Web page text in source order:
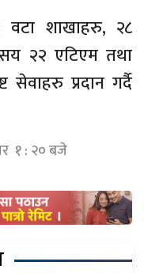
शाखाहरु, २८
२२ एटिएम तथा
सेवाहरु प्रदान गर्दै
१ : २० बजे